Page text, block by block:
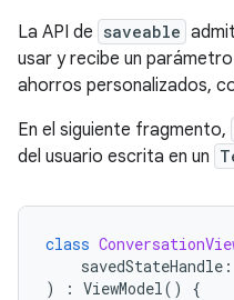
La API de saveable
usar y recibe un parámetro
ahorros personalizados,
En el siguiente fragmento,
del usuario escrita en un
class
savedStateHandle :
)
: ViewModel() {